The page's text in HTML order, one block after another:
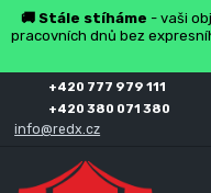
🚚 Stále stíháme - vaši
pracovních dnů bez
+420 777 979 111
+420 380 071 380
info@redx.cz